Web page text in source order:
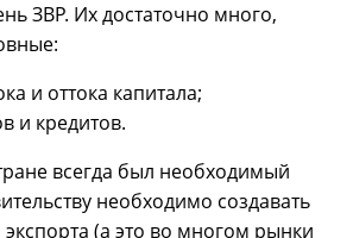
ЗВР. Их достаточно много,
и оттока капитала;
и кредитов.
всегда был необходимый
необходимо создавать
экспорта (а это во многом рынки